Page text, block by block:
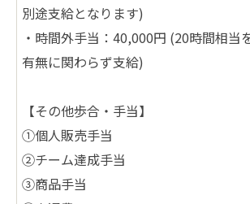
別途支給となります)
・時間外手当：40,000円 (20時間相当
有無に関わらず支給)
【その他歩合・手当】
①個人販売手当
②チーム達成手当
③商品手当